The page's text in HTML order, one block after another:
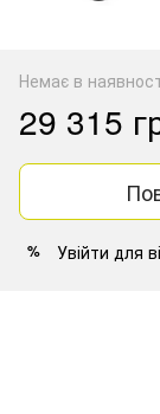
Немає в
29 315
% Увійти для